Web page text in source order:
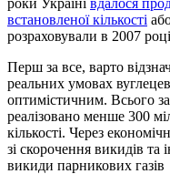
встановленої кількості
розраховували в 2007
Перш за все, варто
реальних умовах
оптимістичним. Всього
реалізовано менше 300
кількості. Через
зі скорочення викидів
викиди парникових